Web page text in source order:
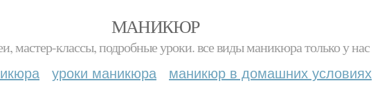
МАНИКЮР
мастер-классы, подробные уроки. все виды маникюра только у нас
уроки маникюра маникюр в домашних условиях